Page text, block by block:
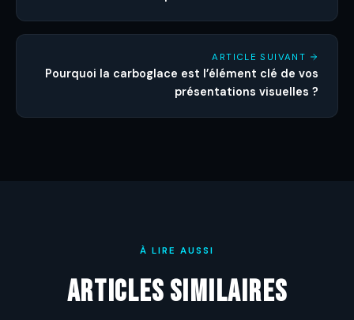
ARTICLE SUIVANT
Pourquoi la carboglace est l’élément clé de vos
présentations visuelles ?
À LIRE AUSSI
Articles similaires